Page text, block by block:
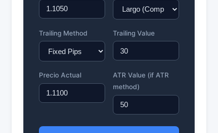
Trailing Method Trailing Value
Precio Actual
ATR Value (if ATR
method)